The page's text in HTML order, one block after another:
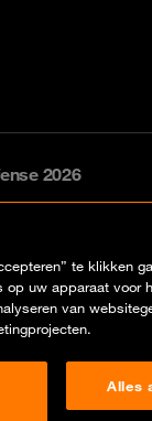
2026
te klikken
op uw apparaat voor
van
Alles